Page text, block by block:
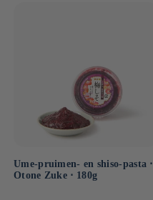
Ume-pruimen- en shiso-pasta ⋅
Otone Zuke ⋅ 180g